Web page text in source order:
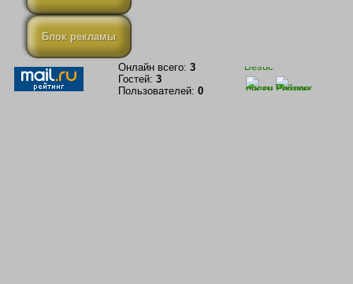
Блок рекламы
Онлайн всего: 3
Гостей: 3
Пользователей: 0